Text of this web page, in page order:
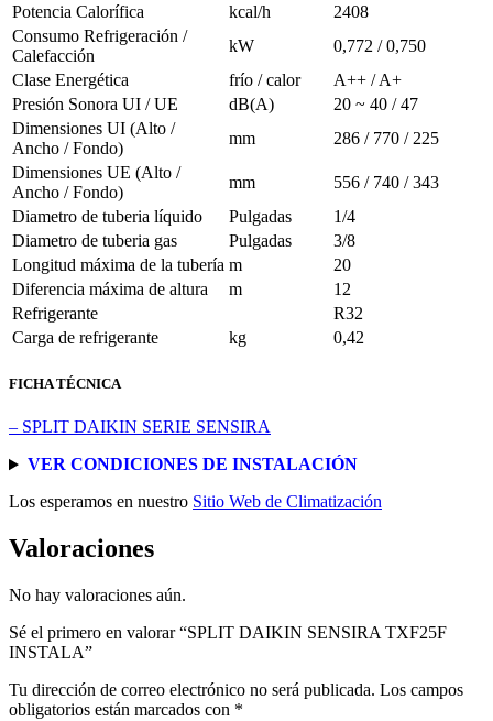
Potencia Calorífica
kcal/h
2408
Consumo Refrigeración /
Calefacción
kW
0,772 / 0,750
Clase Energética
frío / calor
A++ / A+
Presión Sonora UI / UE
dB(A)
20 ~ 40 / 47
Dimensiones UI (Alto /
Ancho / Fondo)
mm
286 / 770 / 225
Dimensiones UE (Alto /
Ancho / Fondo)
mm
556 / 740 / 343
Diametro de tuberia líquido
Pulgadas
1/4
Diametro de tuberia gas
Pulgadas
3/8
Longitud máxima de la tubería m
20
Diferencia máxima de altura
m
12
Refrigerante
R32
Carga de refrigerante
kg 0,42
FICHA TÉCNICA
– SPLIT DAIKIN SERIE SENSIRA
VER CONDICIONES DE INSTALACIÓN
Los esperamos en nuestro Sitio Web de Climatización
Valoraciones
No hay valoraciones aún.
Sé el primero en valorar “SPLIT DAIKIN SENSIRA TXF25F
INSTALA”
Tu dirección de correo electrónico no será publicada. Los campos
obligatorios están marcados con *